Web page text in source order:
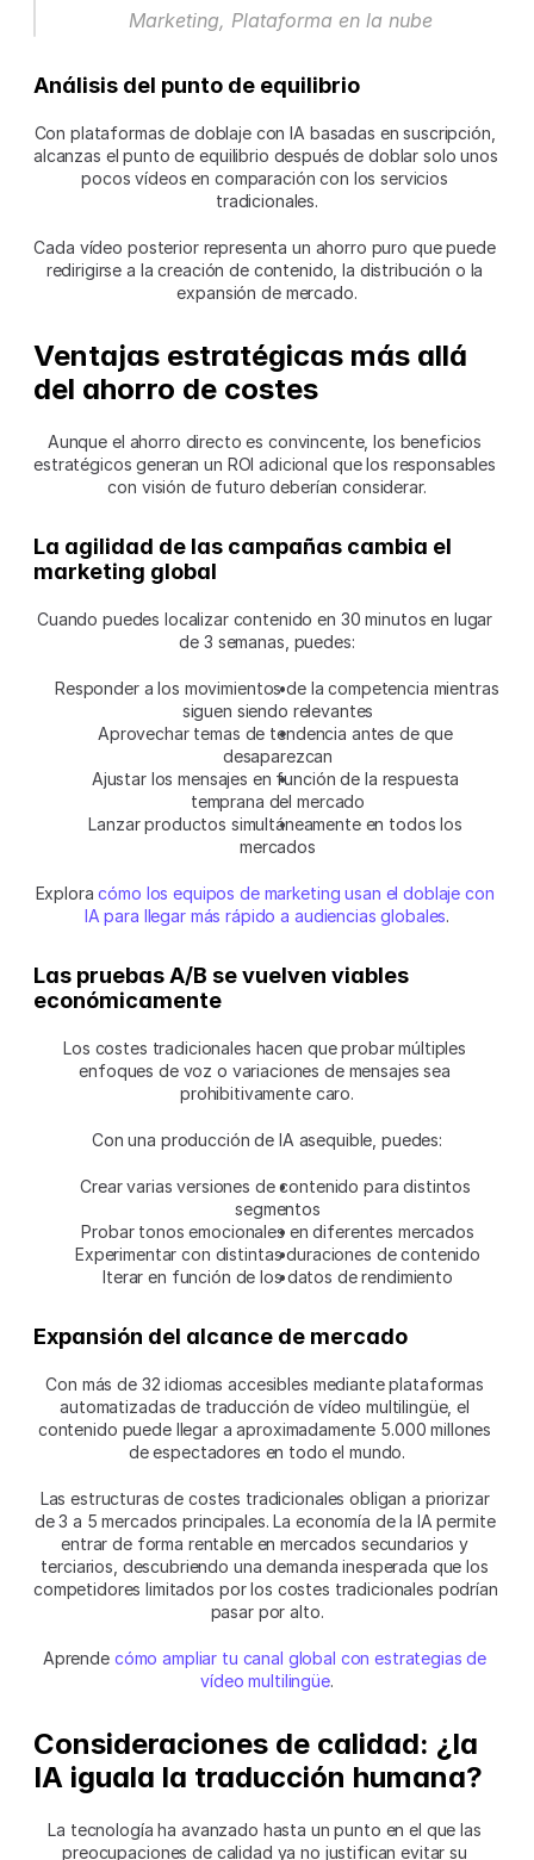
Marketing, Plataforma en la nube
Análisis del punto de equilibrio
Con plataformas de doblaje con IA basadas en suscripción,
alcanzas el punto de equilibrio después de doblar solo unos
pocos vídeos en comparación con los servicios
tradicionales.
Cada vídeo posterior representa un ahorro puro que puede
redirigirse a la creación de contenido, la distribución o la
expansión de mercado.
Ventajas estratégicas más allá
del ahorro de costes
Aunque el ahorro directo es convincente, los beneficios
estratégicos generan un ROI adicional que los responsables
con visión de futuro deberían considerar.
La agilidad de las campañas cambia el
marketing global
Cuando puedes localizar contenido en 30 minutos en lugar
de 3 semanas, puedes:
Responder a los movimientos de la competencia mientras
siguen siendo relevantes
Aprovechar temas de tendencia antes de que
desaparezcan
Ajustar los mensajes en función de la respuesta
temprana del mercado
Lanzar productos simultáneamente en todos los
mercados
Explora cómo los equipos de marketing usan el doblaje con
IA para llegar más rápido a audiencias globales.
Las pruebas A/B se vuelven viables
económicamente
Los costes tradicionales hacen que probar múltiples
enfoques de voz o variaciones de mensajes sea
prohibitivamente caro.
Con una producción de IA asequible, puedes:
Crear varias versiones de contenido para distintos
segmentos
Probar tonos emocionales en diferentes mercados
Experimentar con distintas duraciones de contenido
Iterar en función de los datos de rendimiento
Expansión del alcance de mercado
Con más de 32 idiomas accesibles mediante plataformas
automatizadas de traducción de vídeo multilingüe, el
contenido puede llegar a aproximadamente 5.000 millones
de espectadores en todo el mundo.
Las estructuras de costes tradicionales obligan a priorizar
de 3 a 5 mercados principales. La economía de la IA permite
entrar de forma rentable en mercados secundarios y
terciarios, descubriendo una demanda inesperada que los
competidores limitados por los costes tradicionales podrían
pasar por alto.
Aprende cómo ampliar tu canal global con estrategias de
vídeo multilingüe.
Consideraciones de calidad: ¿la
IA iguala la traducción humana?
La tecnología ha avanzado hasta un punto en el que las
preocupaciones de calidad ya no justifican evitar su